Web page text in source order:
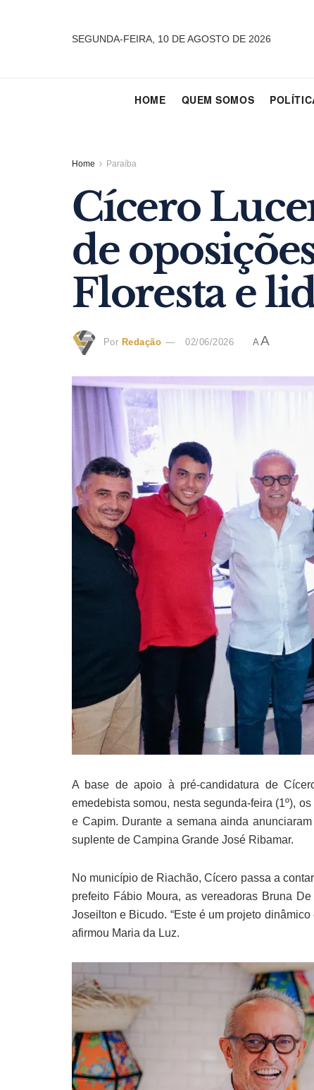
SEGUNDA-FEIRA, 10 DE AGOSTO DE 2026
HOME QUEM SOMOS
Home Paraíba
Cícero
de
Floresta e
Por Redação 02/06/2026 AA
A base de apoio à pré-candidatura de
emedebista somou, nesta segunda-feira (1º),
e Capim. Durante a semana ainda
suplente de Campina Grande José Ribamar.
No município de Riachão, Cícero passa a
prefeito Fábio Moura, as vereadoras Bruna
Joseilton e Bicudo. “Este é um projeto
afirmou Maria da Luz.